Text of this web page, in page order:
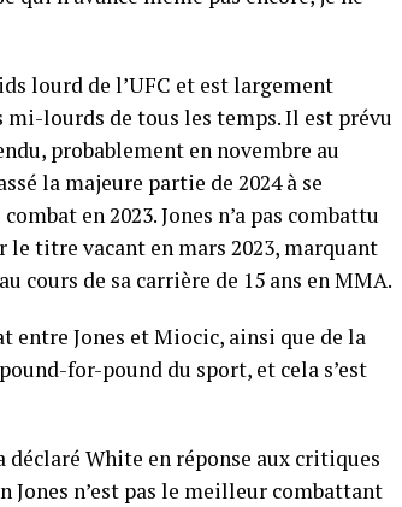
lourd de l’UFC et est largement
lourds de tous les temps. Il est prévu
probablement en novembre au
la majeure partie de 2024 à se
en 2023. Jones n’a pas combattu
titre vacant en mars 2023, marquant
cours de sa carrière de 15 ans en MMA.
entre Jones et Miocic, ainsi que de la
for-pound du sport, et cela s’est
White en réponse aux critiques
Jones n’est pas le meilleur combattant